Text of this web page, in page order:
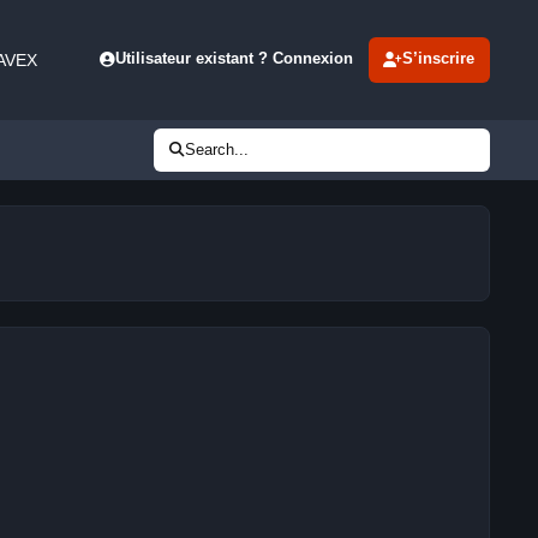
Utilisateur existant ? Connexion S’inscrire
Search...